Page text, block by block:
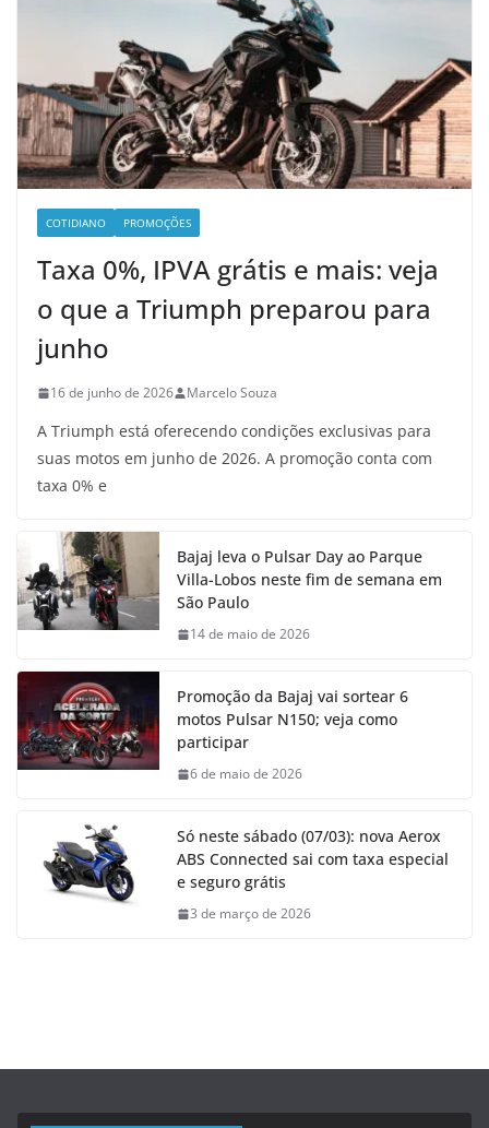
COTIDIANO PROMOÇÕES
Taxa 0%, IPVA grátis e mais: veja
o que a Triumph preparou para
junho
16 de junho de 2026 Marcelo Souza
A Triumph está oferecendo condições exclusivas para
suas motos em junho de 2026. A promoção conta com
taxa 0% e
Bajaj leva o Pulsar Day ao Parque
Villa-Lobos neste fim de semana em
São Paulo
14 de maio de 2026
Promoção da Bajaj vai sortear 6
motos Pulsar N150; veja como
participar
6 de maio de 2026
Só neste sábado (07/03): nova Aerox
ABS Connected sai com taxa especial
e seguro grátis
3 de março de 2026